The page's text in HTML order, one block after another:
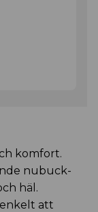
komfort.
nubuck-
häl.
att